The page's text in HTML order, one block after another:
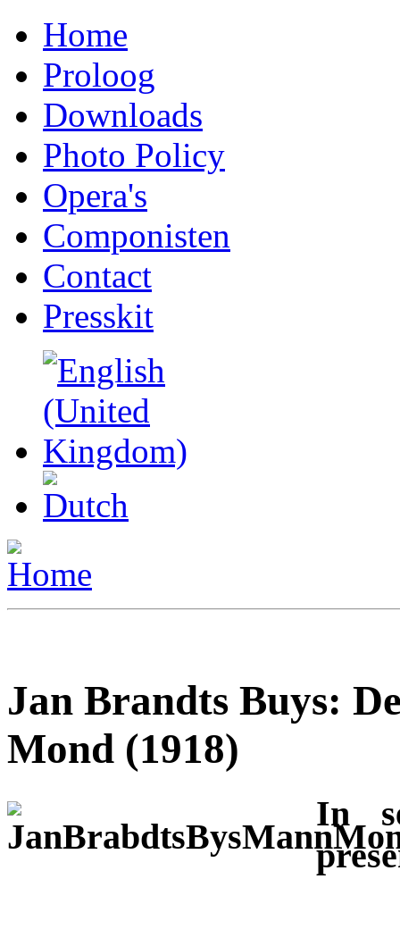
Home
Proloog
Downloads
Photo Policy
Opera's
Componisten
Contact
Presskit
Jan Brandts Buys:
Mond (1918)
In